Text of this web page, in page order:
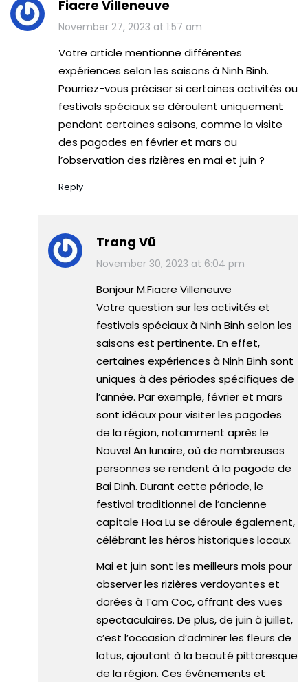
Fiacre Villeneuve
November 27, 2023 at 1:57 am
Votre article mentionne différentes
expériences selon les saisons à Ninh Binh.
Pourriez-vous préciser si certaines activités ou
festivals spéciaux se déroulent uniquement
pendant certaines saisons, comme la visite
des pagodes en février et mars ou
l’observation des rizières en mai et juin ?
Reply
Trang Vũ
November 30, 2023 at 6:04 pm
Bonjour M.Fiacre Villeneuve
Votre question sur les activités et
festivals spéciaux à Ninh Binh selon les
saisons est pertinente. En effet,
certaines expériences à Ninh Binh sont
uniques à des périodes spécifiques de
l’année. Par exemple, février et mars
sont idéaux pour visiter les pagodes
de la région, notamment après le
Nouvel An lunaire, où de nombreuses
personnes se rendent à la pagode de
Bai Dinh​​. Durant cette période, le
festival traditionnel de l’ancienne
capitale Hoa Lu se déroule également,
célébrant les héros historiques locaux​​.
Mai et juin sont les meilleurs mois pour
observer les rizières verdoyantes et
dorées à Tam Coc, offrant des vues
spectaculaires​​. De plus, de juin à juillet,
c’est l’occasion d’admirer les fleurs de
lotus, ajoutant à la beauté pittoresque
de la région​​. Ces événements et